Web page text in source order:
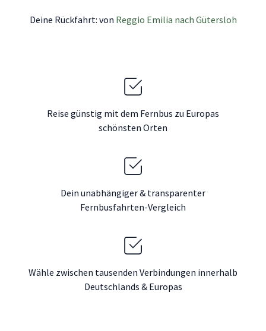
Deine Rückfahrt: von Reggio Emilia nach Gütersloh
Reise günstig mit dem Fernbus zu Europas
schönsten Orten
Dein unabhängiger & transparenter
Fernbusfahrten-Vergleich
Wähle zwischen tausenden Verbindungen innerhalb
Deutschlands & Europas